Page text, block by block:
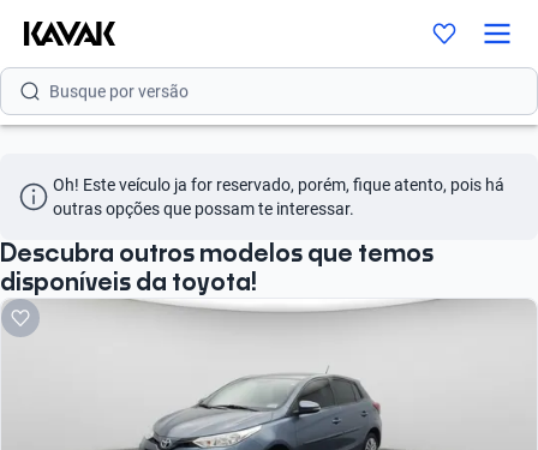
Busque por modelo
Busque por versão
Busque por marca
Busque por modelo
Busque por versão
Oh! Este veículo ja for reservado, porém, fique atento, pois há
outras opções que possam te interessar.
Descubra outros modelos que temos
disponíveis da toyota!